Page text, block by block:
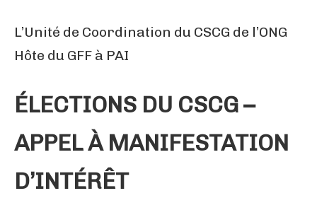
L’Unité de Coordination du CSCG de l’ONG
Hôte du GFF à PAI
ÉLECTIONS DU CSCG –
APPEL À MANIFESTATION
D’INTÉRÊT